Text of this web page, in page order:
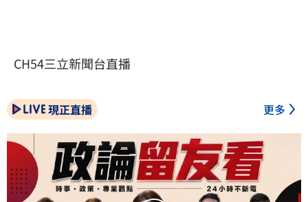
CH54三立新聞台直播
現正直播 更多